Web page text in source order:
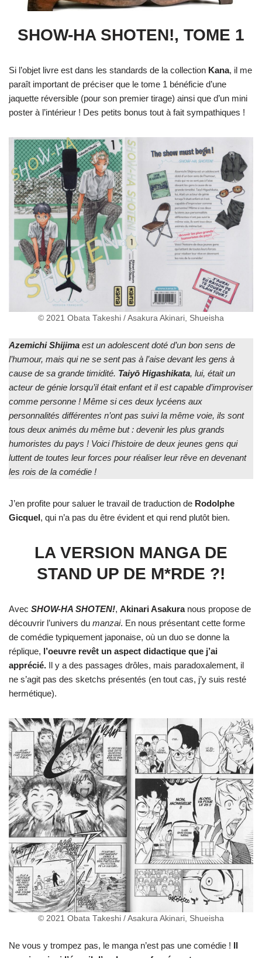
SHOW-HA SHOTEN!, TOME 1
Si l’objet livre est dans les standards de la collection Kana, il me
paraît important de préciser que le tome 1 bénéficie d’une
jaquette réversible (pour son premier tirage) ainsi que d’un mini
poster à l’intérieur ! Des petits bonus tout à fait sympathiques !
© 2021 Obata Takeshi / Asakura Akinari, Shueisha
Azemichi Shijima est un adolescent doté d’un bon sens de
l’humour, mais qui ne se sent pas à l’aise devant les gens à
cause de sa grande timidité. Taiyō Higashikata, lui, était un
acteur de génie lorsqu’il était enfant et il est capable d’improviser
comme personne ! Même si ces deux lycéens aux
personnalités différentes n’ont pas suivi la même voie, ils sont
tous deux animés du même but : devenir les plus grands
humoristes du pays ! Voici l’histoire de deux jeunes gens qui
luttent de toutes leur forces pour réaliser leur rêve en devenant
les rois de la comédie !
J’en profite pour saluer le travail de traduction de Rodolphe
Gicquel , qui n’a pas du être évident et qui rend plutôt bien.
LA VERSION MANGA DE
STAND UP DE M*RDE ?!
Avec SHOW-HA SHOTEN!, Akinari Asakuranous propose de
découvrir l’univers du manzai. En nous présentant cette forme
de comédie typiquement japonaise, où un duo se donne la
réplique, l’oeuvre revêt un aspect didactique que j’ai
apprécié. Il y a des passages drôles, mais paradoxalement, il
ne s’agit pas des sketchs présentés (en tout cas, j’y suis resté
hermétique).
© 2021 Obata Takeshi / Asakura Akinari, Shueisha
Ne vous y trompez pas, le manga n’est pas une comédie !